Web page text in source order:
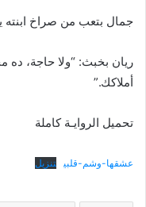
جمال بتعب من صراخ ابنته
ريان بخبث: “ولا حاجة، ده
أملاكك.”
تحميل الروايـة كاملة
عشقها-وشم-قلبي تنزيل